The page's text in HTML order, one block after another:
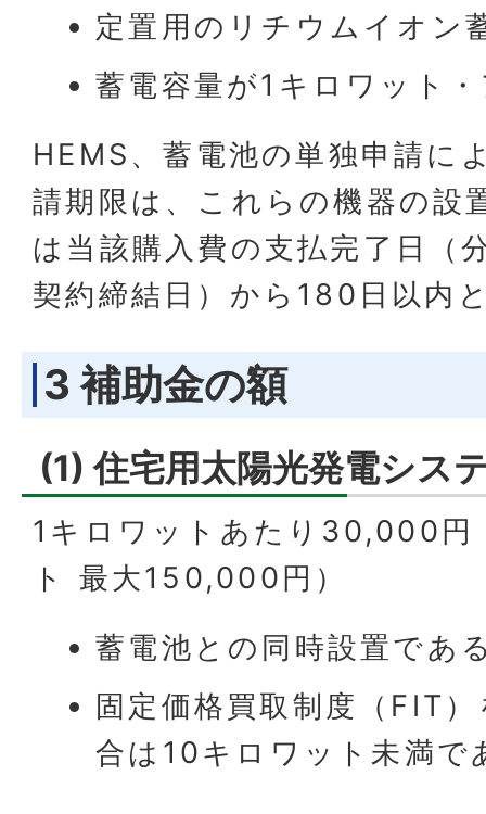
定置用のリチウムイオン
蓄電容量が1キロワット
HEMS、蓄電池の単独申請に
請期限は、これらの機器の設
は当該購入費の支払完了日（
契約締結日）から180日以内
3 補助金の額
(1) 住宅用太陽光発電シス
1キロワットあたり30,000円
ト 最大150,000円）
蓄電池との同時設置であ
固定価格買取制度（FIT
合は10キロワット未満で